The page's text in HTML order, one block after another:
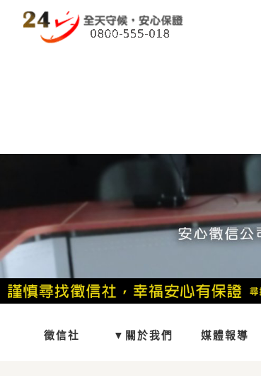
徵信社 ▼關於我們 媒體報導